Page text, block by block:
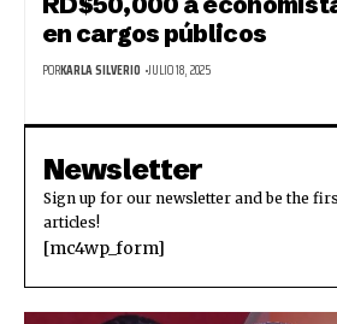
en cargos públicos
PORKARLA SILVERIO JULIO 18, 2025
Newsletter
Sign up for our newsletter and be the
articles!
[mc4wp_form]